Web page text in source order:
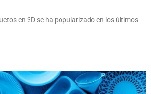
en 3D se ha popularizado en los últimos